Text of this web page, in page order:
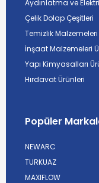
Aydınlatma ve
Çelik Dolap Çeşitleri
Temizlik Malzemeleri
İnşaat Malzemeleri
Yapı Kimyasalları
Hırdavat Ürünleri
Popüler
NEWARC
TURKUAZ
MAXIFLOW